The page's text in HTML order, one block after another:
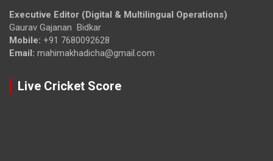
Executive Editor (Digital & Multilingual Operations)
Gaurav Gajanan Bidkar
Mobile: +91 7680092628
Email: mahimakhadicha@gmail.com
Live Cricket Score